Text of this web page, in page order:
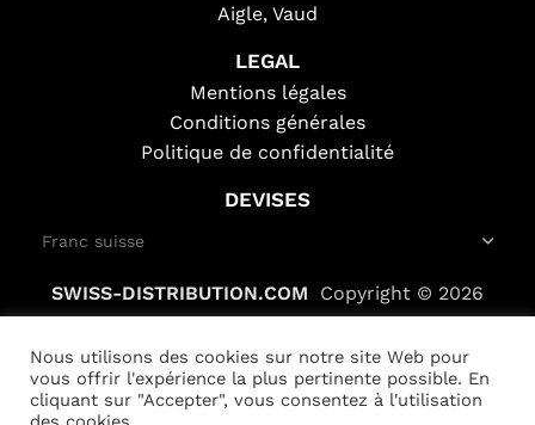
Aigle, Vaud
LEGAL
Mentions légales
Conditions générales
Politique de confidentialité
DEVISES
SWISS-DISTRIBUTION.COM Copyright © 2026
Nous utilisons des cookies sur notre site Web pour
vous offrir l'expérience la plus pertinente possible. En
cliquant sur "Accepter", vous consentez à l'utilisation